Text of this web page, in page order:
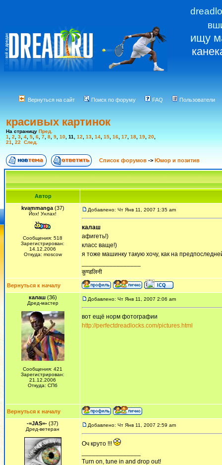
ищу
Вернуться на сайт Поиск по форуму FAQ Пользователи
красивых картинок
На страницу Пред.
1
2 3 4 5 6 7 8 9 10 11 12 13 14 15 16 17 18 19 20
21
22 След.
Список форумов -> Юмор и позитив
Автор
kvammanga(37)
Йох! Унлах!
Сообщения: 518
Зарегистрирован:
14.12.2006
Откуда: moscow
Добавлено: Чт Янв 11, 2007 1:35 am
калаш
афигеть!)
класс ваще!)
я тоже машинку такую хочу, как на
कुण्डलिनी
Вернуться к началу
калаш(36)
Дред-мастер
Сообщения: 421
Зарегистрирован:
21.12.2006
Откуда: СПб
Добавлено: Чт Янв 11, 2007 2:06 am
вот ещё норм фотографии
http://perfectdreadlocks.com/pictures.html
Вернуться к началу
-=JAS=- (37)
Дред-ветеран
Добавлено: Чт Янв 11, 2007 2:59 am
Оч круто !!!
Turn on, tune in and drop out!